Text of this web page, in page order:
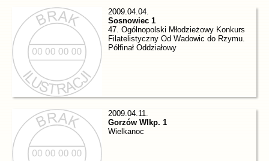
2009.04.04.
Sosnowiec 1
47. Ogólnopolski Młodzieżowy Konkurs
Filatelistyczny Od Wadowic do Rzymu.
Półfinał Oddziałowy
2009.04.11.
Gorzów Wlkp. 1
Wielkanoc